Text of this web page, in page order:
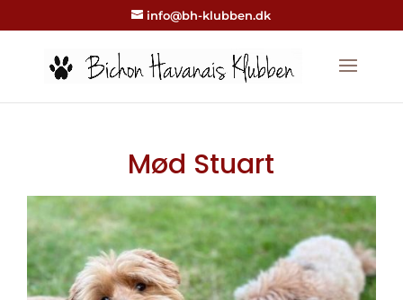
info@bh-klubben.dk
Mød Stuart